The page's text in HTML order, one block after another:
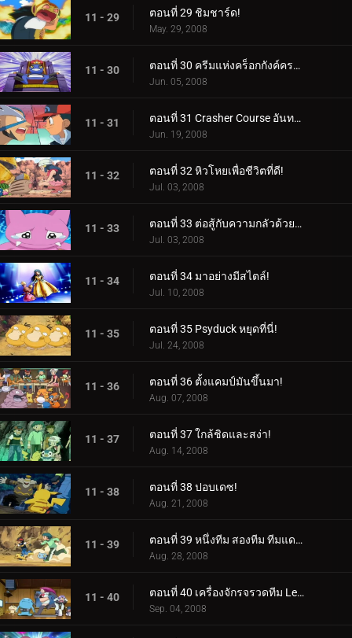
11 - 29 ตอนที่ 29 ชิมชาร์ด!
May. 29, 2008
11 - 30 ตอนที่ 30 ครีมแห่งคร็อกกังค์ครอป!
Jun. 05, 2008
11 - 31 ตอนที่ 31 Crasher Course อันทรงพลัง!
Jun. 19, 2008
11 - 32 ตอนที่ 32 หิวโหยเพื่อชีวิตที่ดี!
Jul. 03, 2008
11 - 33 ตอนที่ 33 ต่อสู้กับความกลัวด้วยความหวาดกลัว!
Jul. 03, 2008
11 - 34 ตอนที่ 34 มาอย่างมีสไตล์!
Jul. 10, 2008
11 - 35 ตอนที่ 35 Psyduck หยุดที่นี่!
Jul. 24, 2008
11 - 36 ตอนที่ 36 ตั้งแคมป์มันขึ้นมา!
Aug. 07, 2008
11 - 37 ตอนที่ 37 ใกล้ชิดและสง่า!
Aug. 14, 2008
11 - 38 ตอนที่ 38 ปอบเดซ!
Aug. 21, 2008
11 - 39 ตอนที่ 39 หนึ่งทีม สองทีม ทีมแดง ทีมน้ำเงิน!
Aug. 28, 2008
11 - 40 ตอนที่ 40 เครื่องจักรจรวดทีม Lean Mean!
Sep. 04, 2008